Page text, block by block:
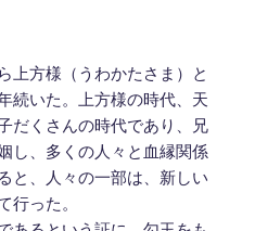
上方様（うわかたさま）と
続いた。上方様の時代、天
だくさんの時代であり、兄
し、多くの人々と血縁関係
と、人々の一部は、新しい
行った。